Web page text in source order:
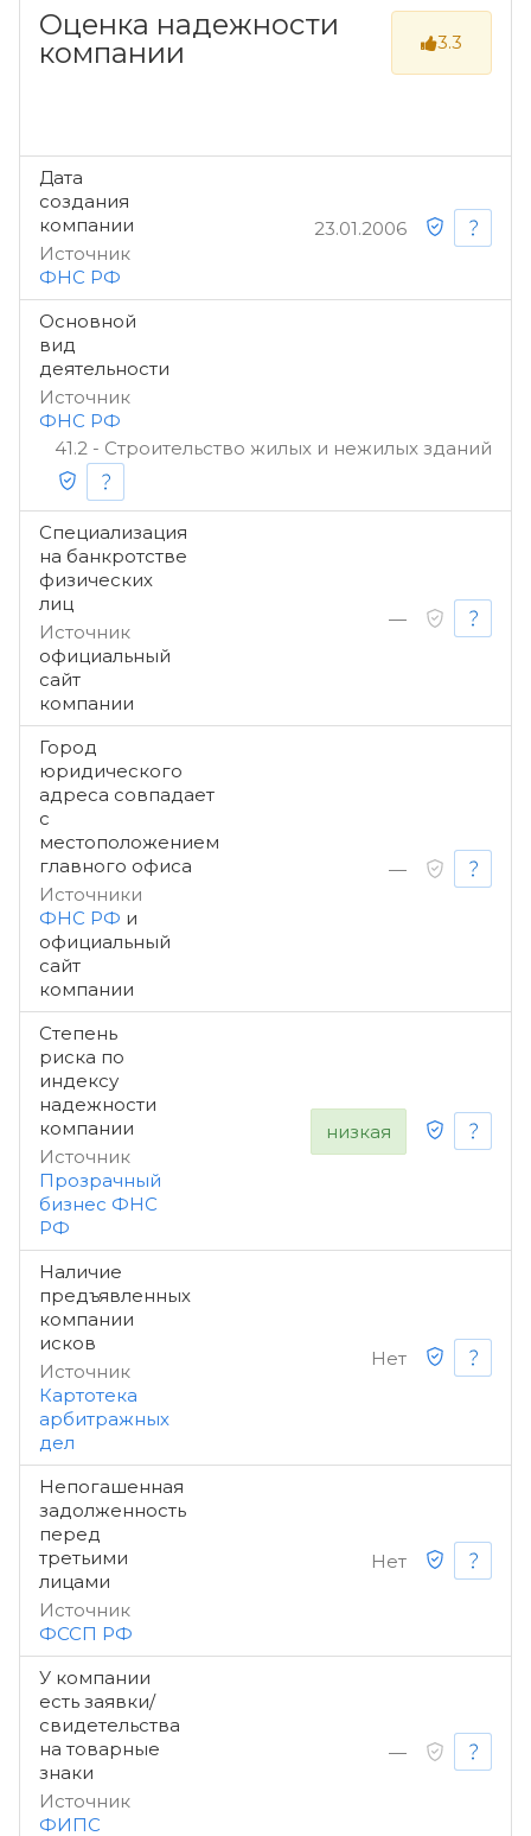
Оценка надежности
компании
3.3
Дата
создания
компании
Источник
ФНС РФ
23.01.2006
Основной
вид
деятельности
Источник
ФНС РФ
41.2 - Строительство жилых и нежилых зданий
Специализация
на банкротстве
физических
лиц
Источник
официальный
сайт
компании
—
Город
юридического
адреса совпадает
с
местоположением
главного офиса
Источники
ФНС РФ и
официальный
сайт
компании
—
Степень
риска по
индексу
надежности
компании
Источник
Прозрачный
бизнес ФНС
РФ
низкая
Наличие
предъявленных
компании
исков
Источник
Картотека
арбитражных
дел
Нет
Непогашенная
задолженность
перед
третьими
лицами
Источник
ФССП РФ
Нет
У компании
есть заявки/
свидетельства
на товарные
знаки
Источник
ФИПС
—